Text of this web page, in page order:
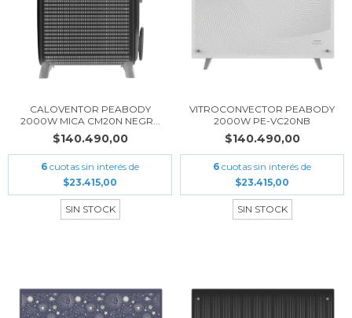
CALOVENTOR PEABODY
2000W MICA CM20N NEGR...
$140.490,00
6 cuotas sin interés de
$23.415,00
SIN STOCK
VITROCONVECTOR PEABODY
2000W PE-VC20NB
$140.490,00
6 cuotas sin interés de
$23.415,00
SIN STOCK